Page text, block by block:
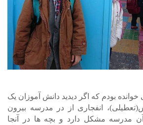
بودم که اگر دیدید دانش آموزان یک
انفجاری از در مدرسه بیرون
مدرسه مشکل دارد و بچه ها در آنجا